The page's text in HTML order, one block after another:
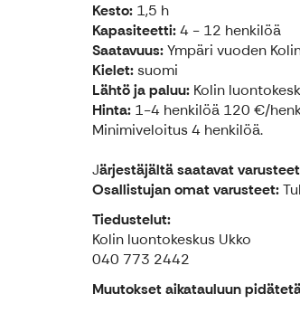
Kesto: 1,5 h
Kapasiteetti:4 - 12 henkilöä
Saatavuus:Ympäri vuoden
Kielet:suomi
Lähtö ja paluu: Kolin
Hinta: 1-4 henkilöä 120 €/
Minimiveloitus 4 henkilöä.
Järjestäjältä saatavat
Osallistujan omat varusteet:
Tiedustelut:
Kolin luontokeskus Ukko
040 773 2442
Muutokset aikatauluun